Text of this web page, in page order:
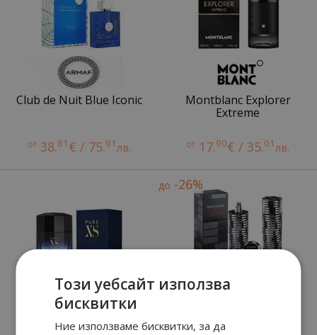
Club de Nuit Blue Iconic
от 38.81 € / 75.91лв.
Montblanc Explorer
Extreme
от 17.90€ / 35.01лв.
до -26%
Този уебсайт използва
бисквитки
Ние използваме бисквитки, за да